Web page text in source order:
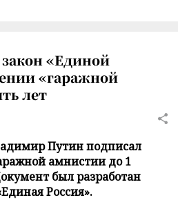
«Единой
«гаражной
лет
Путин подписал
амнистии до 1
был разработан
Россия».